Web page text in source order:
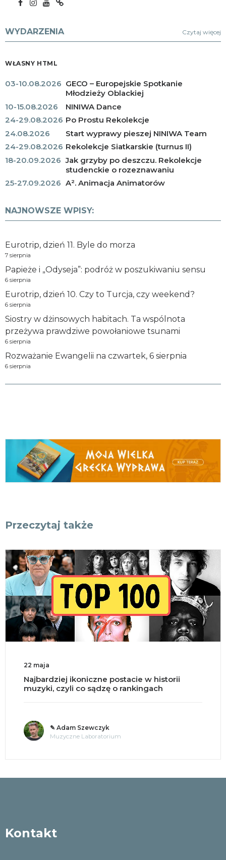
WYDARZENIA Czytaj więcej
WŁASNY HTML
03-10.08.2026 GECO – Europejskie Spotkanie
Młodzieży Oblackiej
10-15.08.2026
NINIWA Dance
24-29.08.2026 Po Prostu Rekolekcje
24.08.2026
Start wyprawy pieszej NINIWA Team
24-29.08.2026 Rekolekcje Siatkarskie (turnus II)
18-20.09.2026 Jak grzyby po deszczu. Rekolekcje
studenckie o rozeznawaniu
25-27.09.2026 A². Animacja Animatorów
NAJNOWSZE WPISY:
Eurotrip, dzień 11. Byle do morza
7 sierpnia
Papieże i „Odyseja”: podróż w poszukiwaniu sensu
6 sierpnia
Eurotrip, dzień 10. Czy to Turcja, czy weekend?
6 sierpnia
Siostry w dżinsowych habitach. Ta wspólnota
przeżywa prawdziwe powołaniowe tsunami
6 sierpnia
Rozważanie Ewangelii na czwartek, 6 sierpnia
6 sierpnia
Przeczytaj także
22 maja
Najbardziej ikoniczne postacie w historii
muzyki, czyli co sądzę o rankingach
✎ Adam Szewczyk
Muzyczne Laboratorium
Kontakt